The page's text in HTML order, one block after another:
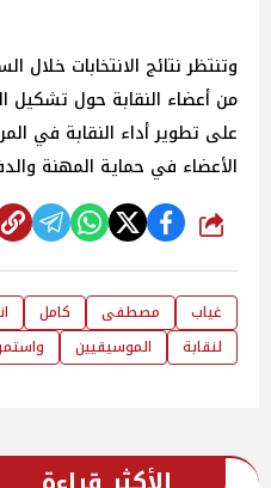
وتنتظر نتائج الانتخابات خلال
من أعضاء النقابة حول تشكيل
على تطوير أداء النقابة في
الأعضاء في حماية المهنة
شارك
غياب مصطفى كامل
لنقابة
الموسيقيين